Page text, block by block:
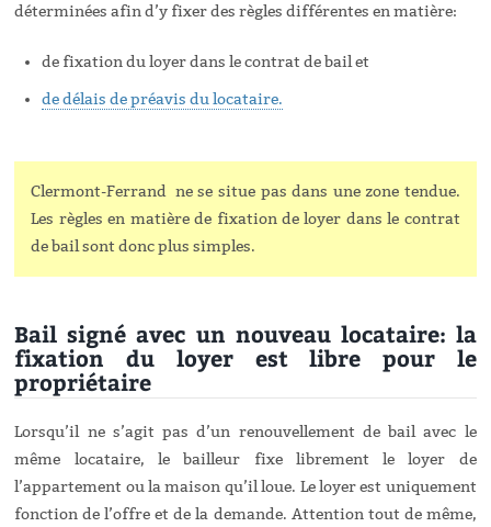
déterminées afin d’y fixer des règles différentes en matière:
de fixation du loyer dans le contrat de bail et
de délais de préavis du locataire.
Clermont-Ferrand ne se situe pas dans une zone tendue.
Les règles en matière de fixation de loyer dans le contrat
de bail sont donc plus simples.
Bail signé avec un nouveau locataire: la
fixation du loyer est libre pour le
propriétaire
Lorsqu’il ne s’agit pas d’un renouvellement de bail avec le
même locataire, le bailleur fixe librement le loyer de
l’appartement ou la maison qu’il loue. Le loyer est uniquement
fonction de l’offre et de la demande. Attention tout de même,